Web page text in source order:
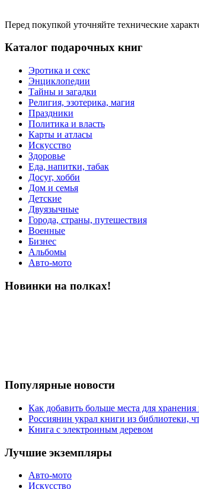
Перед покупкой уточняйте технические
Каталог подарочных книг
Эротика и секс
Энциклопедии
Тайны и загадки
Религия, эзотерика, магия
Праздники
Политика и власть
Карты и атласы
Искусство
Здоровье
Еда, напитки, табак
Досуг, хобби
Дом и семья
Детские
Двуязычные
Города, страны, путешествия
Военные
Бизнес
Альбомы
Авто-мото
Новинки на полках!
Популярные новости
Как добавить больше места для
Россиянин украл книги из библиотеки,
Книга с электронным деревом
Лучшие экземпляры
Авто-мото
Искусство